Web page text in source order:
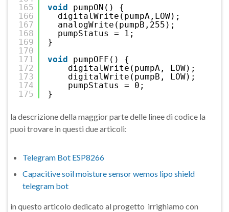
165
166
167
168
169
170
171
172
173
174
175
void
pumpON() {
digitalWrite(pumpA,LOW);
analogWrite(pumpB,255);
pumpStatus = 1;
}
void
pumpOFF() {
digitalWrite(pumpA, LOW);
digitalWrite(pumpB, LOW);
pumpStatus = 0;
}
la descrizione della maggior parte delle linee di codice la
puoi trovare in questi due articoli:
Telegram Bot ESP8266
Capacitive soil moisture sensor wemos lipo shield
telegram bot
in questo articolo dedicato al progetto irrighiamo con